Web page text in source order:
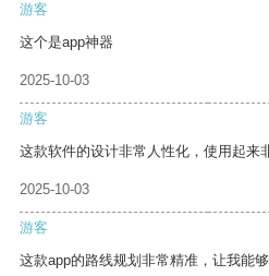
游客
这个是app神器
2025-10-03
游客
这款软件的设计非常人性化，使用起来
2025-10-03
游客
这款app的路线规划非常精准，让我能够